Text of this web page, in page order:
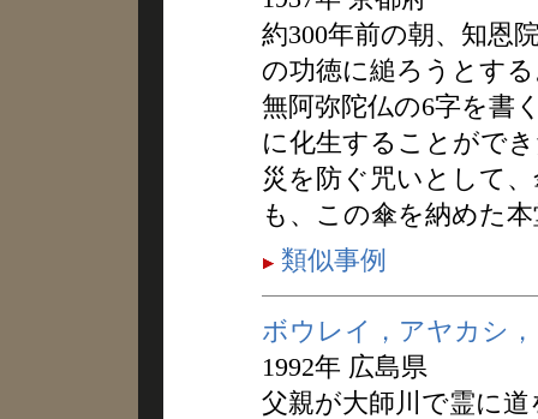
約300年前の朝、知恩
の功徳に縋ろうとす
無阿弥陀仏の6字を書
に化生することがで
災を防ぐ咒いとして
も、この傘を納めた
類似事例
ボウレイ，アヤカシ
1992年 広島県
父親が大師川で霊に